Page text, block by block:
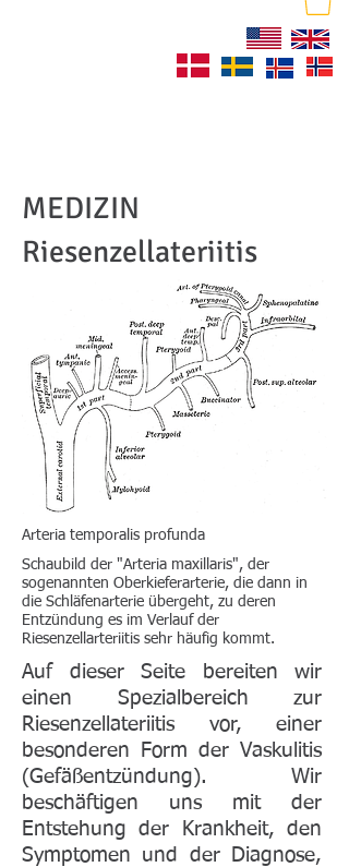
MEDIZIN
Riesenzellateriitis
Arteria temporalis profunda
Schaubild der "Arteria maxillaris", der
sogenannten Oberkieferarterie, die dann in
die Schläfenarterie übergeht, zu deren
Entzündung es im Verlauf der
Riesenzellarteriitis sehr häufig kommt.
Auf dieser Seite bereiten wir
einen Spezialbereich zur
Riesenzellateriitis vor, einer
besonderen Form der Vaskulitis
(Gefäßentzündung). Wir
beschäftigen uns mit der
Entstehung der Krankheit, den
Symptomen und der Diagnose,